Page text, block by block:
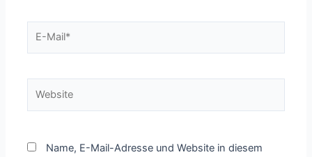
Mail*
Name, E-Mail-Adresse und Website in diesem